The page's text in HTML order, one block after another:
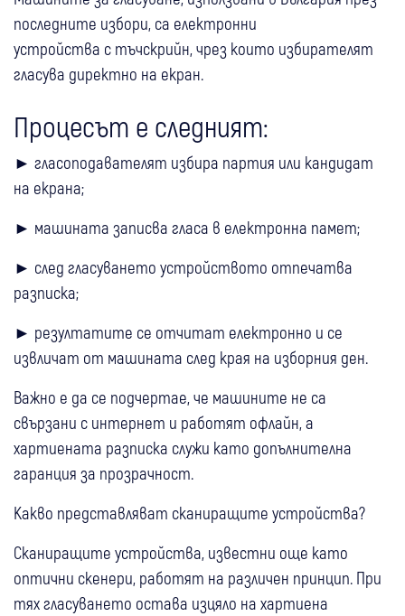
последните избори, са електронни
устройства с тъчскрийн, чрез които избирателят
гласува директно на екран.
Процесът е следният:
► гласоподавателят избира партия или кандидат
на екрана;
► машината записва гласа в електронна памет;
► след гласуването устройството отпечатва
разписка;
► резултатите се отчитат електронно и се
извличат от машината след края на изборния ден.
Важно е да се подчертае, че машините не са
свързани с интернет и работят офлайн, а
хартиената разписка служи като допълнителна
гаранция за прозрачност.
Какво представляват сканиращите устройства?
Сканиращите устройства, известни още като
оптични скенери, работят на различен принцип. При
тях гласуването остава изцяло на хартиена